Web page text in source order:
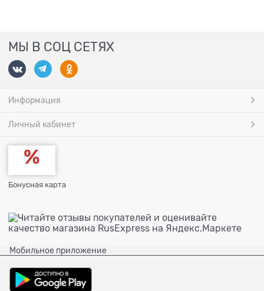
МЫ В СОЦ СЕТЯХ
Информация
Личный кабинет
Бонусная карта
Мобильное приложение